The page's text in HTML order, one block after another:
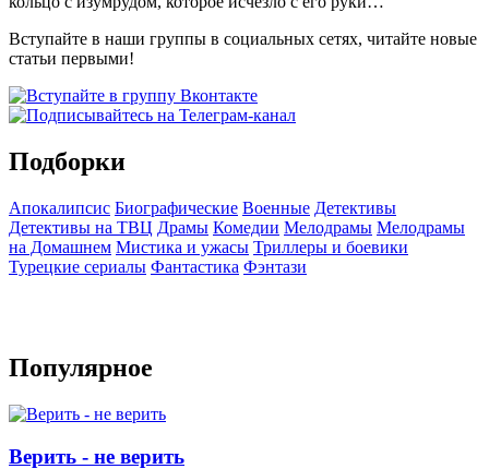
Вступайте в наши группы в социальных сетях, читайте новые
статьи первыми!
Подборки
Апокалипсис Биографические Военные Детективы
Детективы на ТВЦ Драмы Комедии Мелодрамы Мелодрамы
на Домашнем Мистика и ужасы Триллеры и боевики
Турецкие сериалы Фантастика Фэнтази
Популярное
Верить - не верить